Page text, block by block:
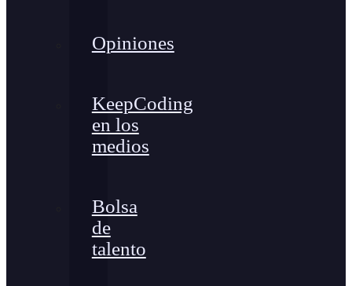
Opiniones
KeepCoding
en los
medios
Bolsa
de
talento